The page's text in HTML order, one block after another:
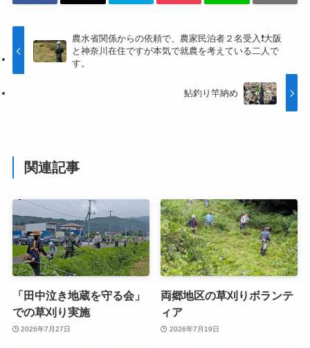
農水省関係からの依頼で、農家民泊者２名受入❗大阪
と神奈川在住ですが本気で就農を考えている二人で
す。
鮎釣り竿納め
関連記事
「田中泣き地蔵を守る会」
での草刈り実施
2026年7月27日
両郷地区の草刈りボランテ
ィア
2026年7月19日